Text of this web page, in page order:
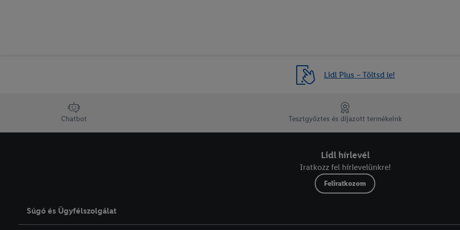
Lidl Plus – Töltsd le!
Chatbot Tesztgyőztes és díjazott termékeink
Lidl hírlevél
Iratkozz fel hírlevelünkre!
Feliratkozom
Súgó és Ügyfélszolgálat